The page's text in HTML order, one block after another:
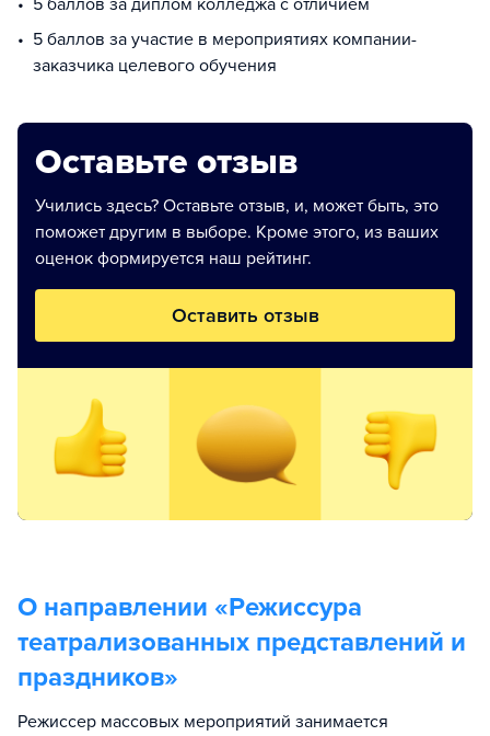
5 баллов за диплом колледжа с отличием
5 баллов за участие в мероприятиях компании-
заказчика целевого обучения
Оставьте отзыв
Учились здесь? Оставьте отзыв, и, может быть, это
поможет другим в выборе. Кроме этого, из ваших
оценок формируется наш рейтинг.
Оставить отзыв
О направлении «Режиссура
театрализованных представлений и
праздников»
Режиссер массовых мероприятий занимается